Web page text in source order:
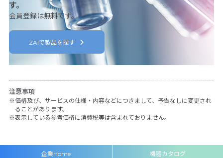
す。
会員登録は無料です。
ZAIで製品を探す
注意事項
価格及び、サービスの仕様・内容などにつきまして、予告なしに変更され
ることがあります。
表示している参考価格に消費税等は含まれておりません。
企業Home 機器カタログ